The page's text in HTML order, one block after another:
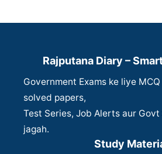
Rajputana Diary –
Government Exams ke liye
solved papers,
Test Series, Job Alerts aur Govt
jagah.
Study